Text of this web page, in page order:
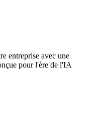
entreprise avec une
pour l'ère de l'IA